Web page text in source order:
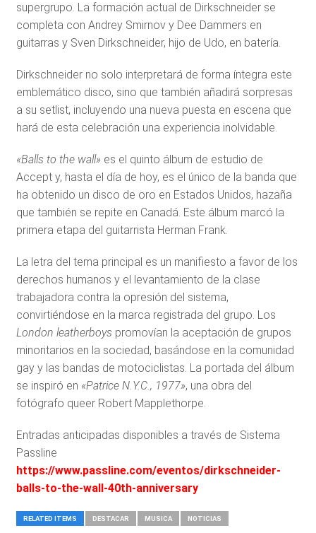
supergrupo. La formación actual de Dirkschneider se
completa con Andrey Smirnov y Dee Dammers en
guitarras y Sven Dirkschneider, hijo de Udo, en batería.
Dirkschneider no solo interpretará de forma íntegra este
emblemático disco, sino que también añadirá sorpresas
a su setlist, incluyendo una nueva puesta en escena que
hará de esta celebración una experiencia inolvidable.
«Balls to the wall»es el quinto álbum de estudio de
Accept y, hasta el día de hoy, es el único de la banda que
ha obtenido un disco de oro en Estados Unidos, hazaña
que también se repite en Canadá. Este álbum marcó la
primera etapa del guitarrista Herman Frank.
La letra del tema principal es un manifiesto a favor de los
derechos humanos y el levantamiento de la clase
trabajadora contra la opresión del sistema,
convirtiéndose en la marca registrada del grupo. Los
London leatherboys promovían la aceptación de grupos
minoritarios en la sociedad, basándose en la comunidad
gay y las bandas de motociclistas. La portada del álbum
se inspiró en «Patrice N.Y.C., 1977», una obra del
fotógrafo queer Robert Mapplethorpe.
Entradas anticipadas disponibles a través de Sistema
Passline
https://www.passline.com/eventos/dirkschneider-
balls-to-the-wall-40th-anniversary
RELATED ITEMS DESTACAR MUSICA NOTICIAS